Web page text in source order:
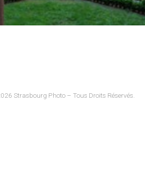
Strasbourg Photo – Tous Droits Réservés.